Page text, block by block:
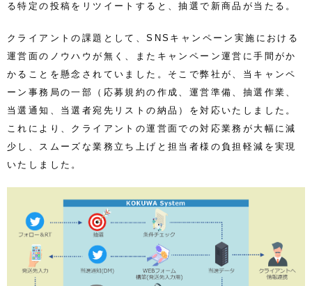
る特定の投稿をリツイートすると、抽選で新商品が当たる。
クライアントの課題として、SNSキャンペーン実施における
運営面のノウハウが無く、またキャンペーン運営に手間がか
かることを懸念されていました。そこで弊社が、当キャンペ
ーン事務局の一部（応募規約の作成、運営準備、抽選作業、
当選通知、当選者宛先リストの納品）を対応いたしました。
これにより、クライアントの運営面での対応業務が大幅に減
少し、スムーズな業務立ち上げと担当者様の負担軽減を実現
いたしました。